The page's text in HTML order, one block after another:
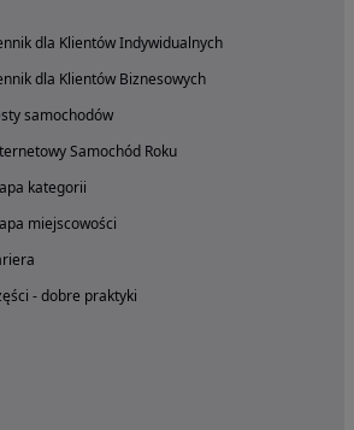
dla Klientów Indywidualnych
dla Klientów Biznesowych
samochodów
Samochód Roku
kategorii
miejscowości
- dobre praktyki